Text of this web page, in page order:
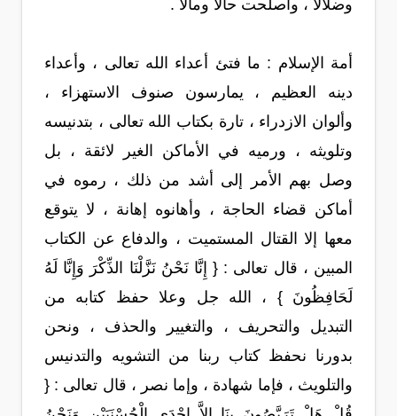
وضلالاً ، وأصلحت حالاً ومآلاً .
أمة الإسلام : ما فتئ أعداء الله تعالى ، وأعداء
دينه العظيم ، يمارسون صنوف الاستهزاء ،
وألوان الازدراء ، تارة بكتاب الله تعالى ، بتدنيسه
وتلويثه ، ورميه في الأماكن الغير لائقة ، بل
وصل بهم الأمر إلى أشد من ذلك ، رموه في
أماكن قضاء الحاجة ، وأهانوه إهانة ، لا يتوقع
معها إلا القتال المستميت ، والدفاع عن الكتاب
المبين ، قال تعالى : { إِنَّا نَحْنُ نَزَّلْنَا الذِّكْرَ وَإِنَّا لَهُ
لَحَافِظُونَ } ، الله جل وعلا حفظ كتابه من
التبديل والتحريف ، والتغيير والحذف ، ونحن
بدورنا نحفظ كتاب ربنا من التشويه والتدنيس
والتلويث ، فإما شهادة ، وإما نصر ، قال تعالى : {